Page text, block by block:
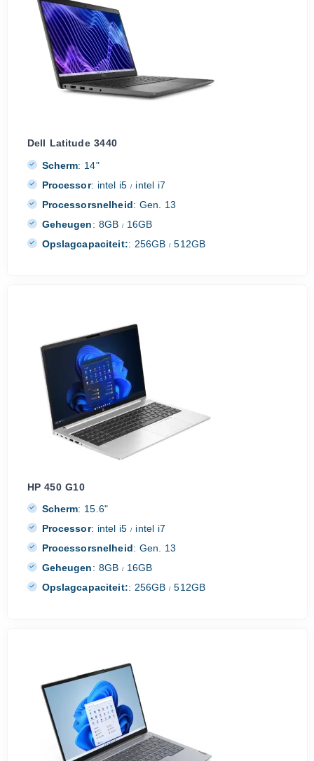
Dell Latitude 3440
Scherm: 14"
Processor: intel i5/ intel i7
Processorsnelheid: Gen. 13
Geheugen: 8GB / 16GB
Opslagcapaciteit:: 256GB/ 512GB
HP 450 G10
Scherm: 15.6"
Processor: intel i5/ intel i7
Processorsnelheid: Gen. 13
Geheugen: 8GB / 16GB
Opslagcapaciteit:: 256GB/ 512GB